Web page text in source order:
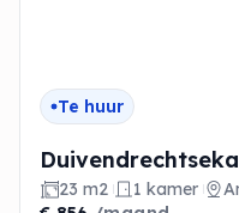
Te huur
23 m2 1 kamer